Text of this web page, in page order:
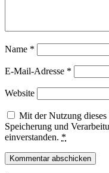
Name *
E-Mail-Adresse *
Website
Mit der Nutzung
Speicherung und
einverstanden. *